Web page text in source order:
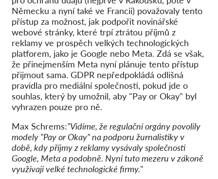
Německu a nyní také ve Francii) považovaly tento
přístup za možnost, jak podpořit novinářské
webové stránky, které trpí ztrátou příjmů z
reklamy ve prospěch velkých technologických
platforem, jako je Google nebo Meta. Zdá se však,
že přinejmenším Meta nyní plánuje tento přístup
přijmout sama. GDPR nepředpokládá odlišná
pravidla pro mediální společnosti, pokud jde o
souhlas, který by umožnil, aby "Pay or Okay" byl
vyhrazen pouze pro ně.
Max Schrems:"Vidíme, že regulační orgány povolily
modely "Pay or Okay" na podporu žurnalistiky v
době, kdy příjmy z reklamy vysávaly společnosti
Google, Meta a podobně. Nyní tuto mezeru v zákoně
využívají velké technologické firmy."